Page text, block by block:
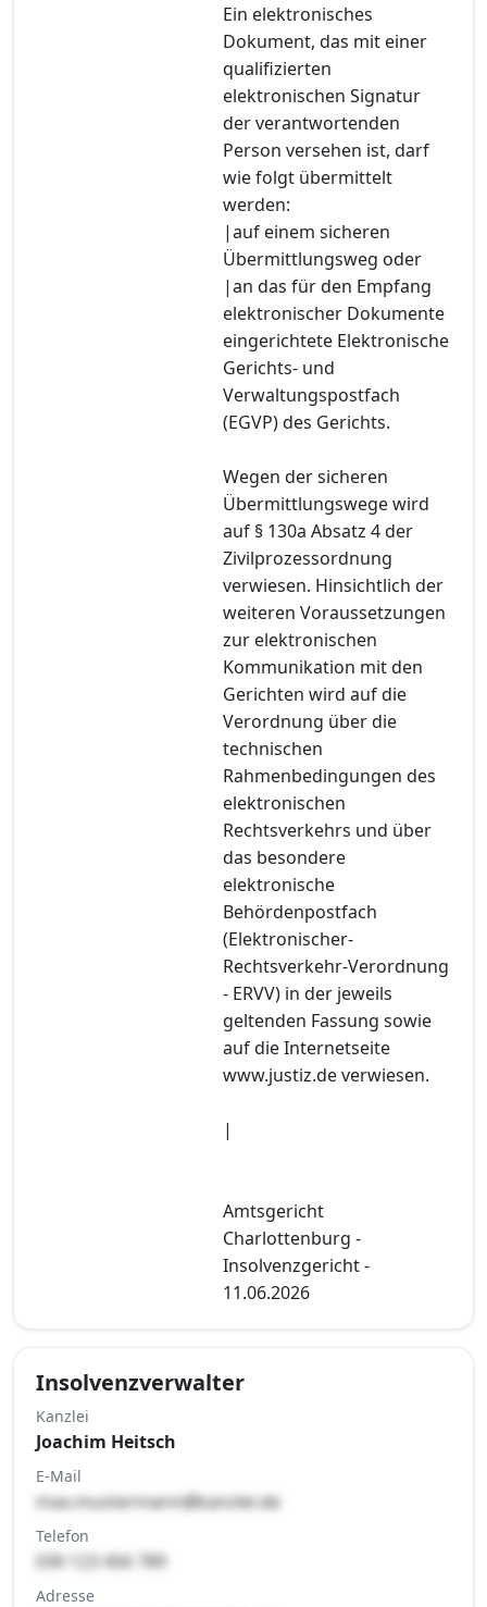
Ein elektronisches
Dokument, das mit einer
qualifizierten
elektronischen Signatur
der verantwortenden
Person versehen ist, darf
wie folgt übermittelt
werden:
|auf einem sicheren
Übermittlungsweg oder
|an das für den Empfang
elektronischer Dokumente
eingerichtete Elektronische
Gerichts- und
Verwaltungspostfach
(EGVP) des Gerichts.
Wegen der sicheren
Übermittlungswege wird
auf § 130a Absatz 4 der
Zivilprozessordnung
verwiesen. Hinsichtlich der
weiteren Voraussetzungen
zur elektronischen
Kommunikation mit den
Gerichten wird auf die
Verordnung über die
technischen
Rahmenbedingungen des
elektronischen
Rechtsverkehrs und über
das besondere
elektronische
Behördenpostfach
(Elektronischer-
Rechtsverkehr-Verordnung
- ERVV) in der jeweils
geltenden Fassung sowie
auf die Internetseite
www.justiz.de verwiesen.
|
Amtsgericht
Charlottenburg -
Insolvenzgericht -
11.06.2026
Insolvenzverwalter
Kanzlei
Joachim Heitsch
E-Mail
max.mustermann@kanzlei.de
Telefon
030 123 456 789
Adresse